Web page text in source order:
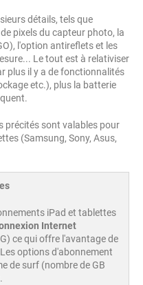
détails, tels que
pixels du capteur photo, la
l'option antireflets et les
Le tout est à relativiser
plus il y a de fonctionnalités
etc.), plus la batterie
précités sont valables pour
(Samsung, Sony, Asus,
iPad et tablettes
Internet
ce qui offre l'avantage de
options d'abonnement
de surf (nombre de GB